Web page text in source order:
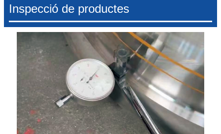
Inspecció de productes